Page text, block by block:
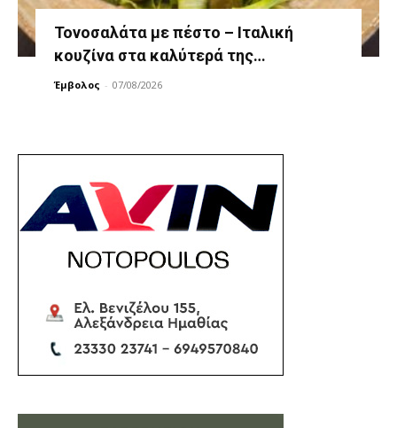
Τονοσαλάτα με πέστο – Ιταλική
κουζίνα στα καλύτερά της…
Έμβολος - 07/08/2026